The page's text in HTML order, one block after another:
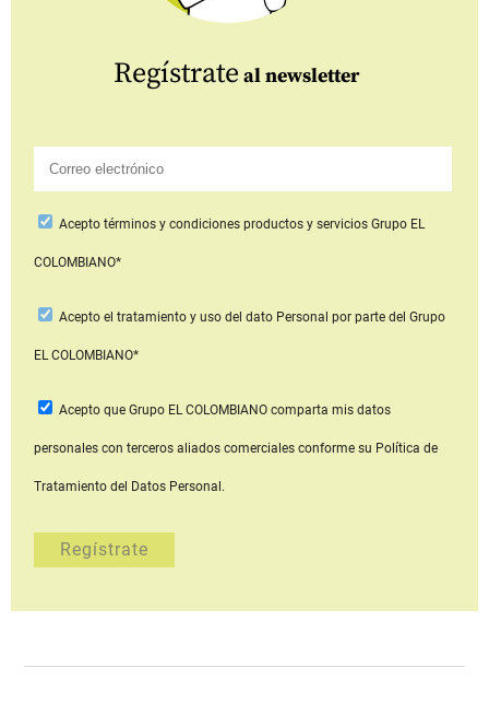
Regístrate al newsletter
Aceptotérminos y condiciones productos y serviciosGrupo EL
COLOMBIANO*
Acepto el tratamiento y uso del dato Personal por parte del Grupo
EL COLOMBIANO*
Acepto que Grupo EL COLOMBIANOcomparta mis datos
personales con terceros aliados comerciales conforme su Política de
Tratamiento del Datos Personal.